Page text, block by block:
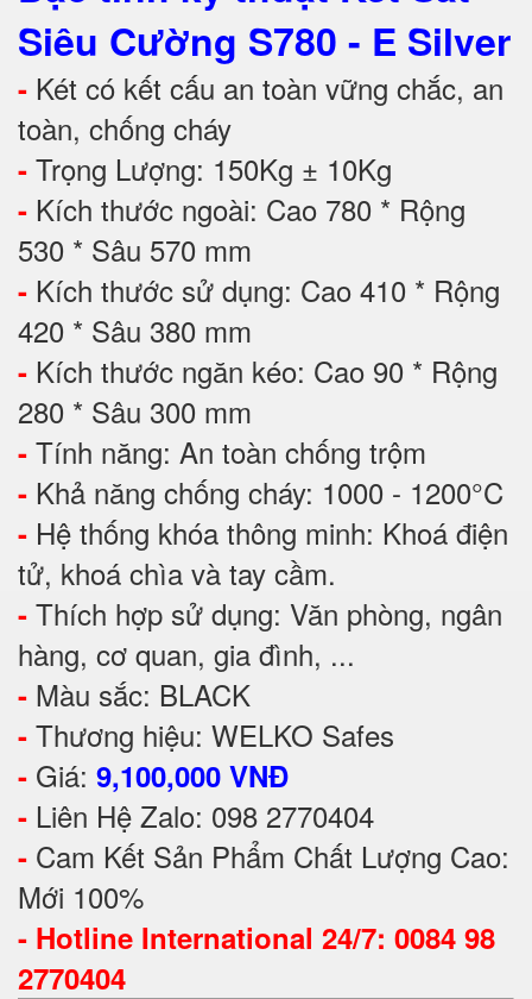
Siêu Cường S780 - E Silver
- Két có kết cấu an toàn vững chắc, an
toàn, chống cháy
- Trọng Lượng: 150Kg ± 10Kg
- Kích thước ngoài: Cao 780 * Rộng
530 * Sâu 570 mm
- Kích thước sử dụng: Cao 410 * Rộng
420 * Sâu 380 mm
- Kích thước ngăn kéo: Cao 90 * Rộng
280 * Sâu 300 mm
- Tính năng: An toàn chống trộm
- Khả năng chống cháy: 1000 - 1200°C
- Hệ thống khóa thông minh: Khoá điện
tử, khoá chìa và tay cầm.
- Thích hợp sử dụng: Văn phòng, ngân
hàng, cơ quan, gia đình, ...
- Màu sắc: BLACK
- Thương hiệu: WELKO Safes
- Giá: 9,100,000 VNĐ
- Liên Hệ Zalo: 098 2770404
- Cam Kết Sản Phẩm Chất Lượng Cao:
Mới 100%
- Hotline International 24/7: 0084 98
2770404